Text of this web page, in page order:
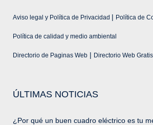
Aviso legal y Política de Privacidad | Política de
Política de calidad y medio ambiental
Directorio de Paginas Web | Directorio Web Gratis
ÚLTIMAS NOTICIAS
¿Por qué un buen cuadro eléctrico es tu